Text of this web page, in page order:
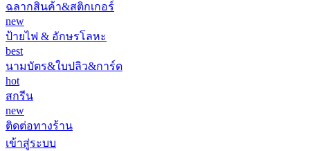
ฉลากสินค้า&สติกเกอร์
new
ป้ายไฟ & อักษรโลหะ
best
นามบัตร&ใบปลิว&การ์ด
hot
สกรีน
new
ติดต่อทางร้าน
เข้าสู่ระบบ